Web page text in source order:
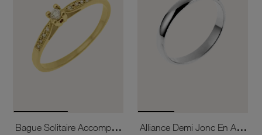
Bague Solitaire Accompagné En Or Jaune Diamants Serti 4 Griffes Alliance Demi Jonc En Argent Rhodié, Largeur 3mm